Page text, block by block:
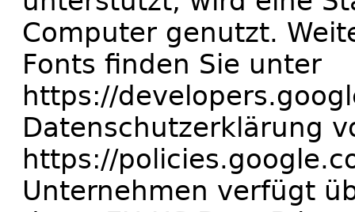
Computer genutzt.
Fonts finden Sie unter
https://
Datenschutzerklärung
https://
Unternehmen verfügt